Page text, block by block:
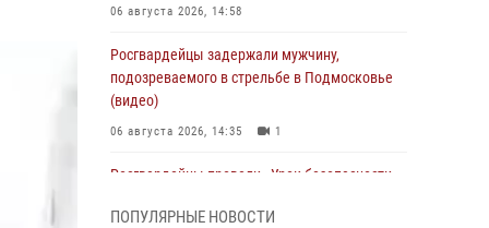
06 августа 2026, 14:58
Росгвардейцы задержали мужчину,
подозреваемого в стрельбе в Подмосковье
(видео)
06 августа 2026, 14:35 1
Росгвардейцы провели «Урок безопасности»
ПОПУЛЯРНЫЕ НОВОСТИ